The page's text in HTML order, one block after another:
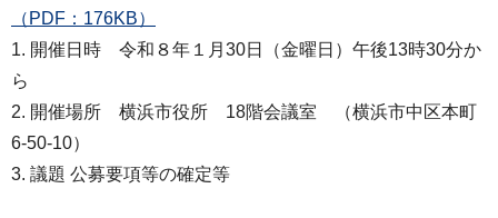
（PDF：176KB）
1. 開催日時 令和８年１月30日（金曜日）午後13時30分か
ら
2. 開催場所 横浜市役所 18階会議室 （横浜市中区本町
6-50-10）
3. 議題 公募要項等の確定等